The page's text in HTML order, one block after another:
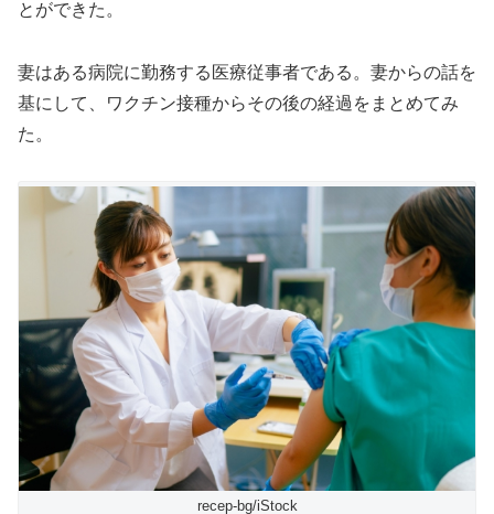
とができた。
妻はある病院に勤務する医療従事者である。妻からの話を
基にして、ワクチン接種からその後の経過をまとめてみ
た。
recep-bg/iStock